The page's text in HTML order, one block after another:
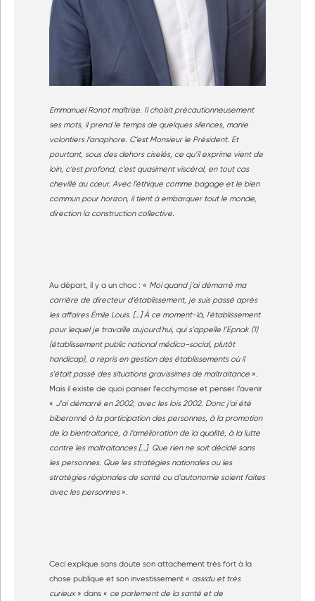
Emmanuel Ronot maîtrise. Il choisit précautionneusement
ses mots, il prend le temps de quelques silences, manie
volontiers l’anaphore. C’est Monsieur le Président. Et
pourtant, sous des dehors ciselés, ce qu’il exprime vient de
loin, c’est profond, c’est quasiment viscéral, en tout cas
chevillé au cœur. Avec l’éthique comme bagage et le bien
commun pour horizon, il tient à embarquer tout le monde,
direction la construction collective.
Au départ, il y a un choc : « Moi quand j’ai démarré ma
carrière de directeur d’établissement, je suis passé après
les affaires Émile Louis. […] À ce moment-là, l'établissement
pour lequel je travaille aujourd'hui, qui s'appelle l’Epnak (1)
(établissement public national médico-social, plutôt
handicap), a repris en gestion des établissements où il
s'était passé des situations gravissimes de maltraitance ».
Mais il existe de quoi panser l’ecchymose et penser l’avenir
« J'ai démarré en 2002, avec les lois 2002. Donc j’ai été
biberonné à la participation des personnes, à la promotion
de la bientraitance, à l’amélioration de la qualité, à la lutte
contre les maltraitances […] Que rien ne soit décidé sans
les personnes. Que les stratégies nationales ou les
stratégies régionales de santé ou d'autonomie soient faites
avec les personnes ».
Ceci explique sans doute son attachement très fort à la
chose publique et son investissement « assidu et très
curieux» dans « ce parlement de la santé et de